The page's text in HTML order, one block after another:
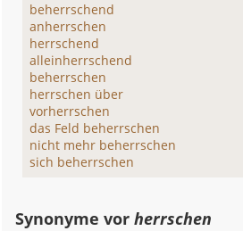
beherrschend
anherrschen
herrschend
alleinherrschend
beherrschen
herrschen über
vorherrschen
das Feld beherrschen
nicht mehr beherrschen
sich beherrschen
Synonyme vorherrschen